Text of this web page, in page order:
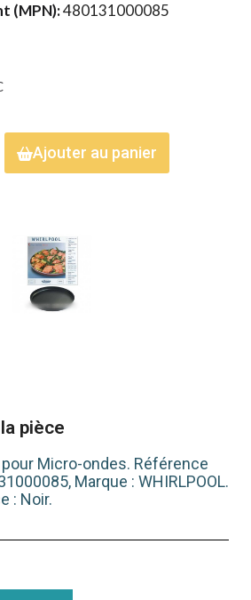
(MPN) 480131000085
Ajouter au panier
pièce
Micro-ondes. Référence
Marque : WHIRLPOOL.
: Noir.